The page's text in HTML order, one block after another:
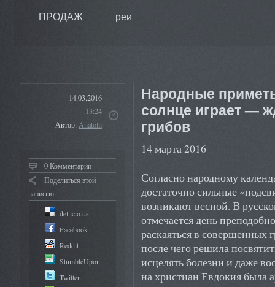
ПРОДАЖ
реи
14.03.2016
13:24
Автор:Anatolii
0 Комментарии
Поделиться этой
записью
del.icio.us
Facebook
Reddit
StumbleUpon
Twitter
Народные
солнце играет —
грибов
14 марта 2016
Согласно народному
достаточно сильные
возникают весной. В
отмечается день
раскаяться в совершенных
после чего решила
исцелять болезни и даже
на христиан Евдокия была